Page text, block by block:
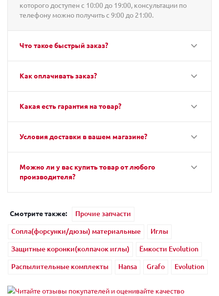
которого доступен с 10:00 до 19:00, консультации по
телефону можно получить с 9:00 до 21:00.
Что такое быстрый заказ?
Как оплачивать заказ?
Какая есть гарантия на товар?
Условия доставки в вашем магазине?
Можно ли у вас купить товар от любого
производителя?
Смотрите также:
Прочие запчасти
Сопла(форсунки/дюзы) материальные
Иглы
Защитные коронки(колпачок иглы)
Ёмкости Evolution
Распылительные комплекты
Hansa Grafo Evolution